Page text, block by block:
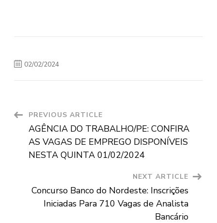
02/02/2024
Post
Navigation
PREVIOUS ARTICLE
AGÊNCIA DO TRABALHO/PE: CONFIRA
AS VAGAS DE EMPREGO DISPONÍVEIS
NESTA QUINTA 01/02/2024
NEXT ARTICLE
Concurso Banco do Nordeste: Inscrições
Iniciadas Para 710 Vagas de Analista
Bancário